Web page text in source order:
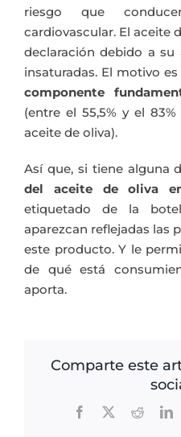
riesgo que
cardiovascular. El aceite
declaración debido a
insaturadas. El motivo
componente
(entre el 55,5% y el
aceite de oliva).
Así que, si tiene alguna
del aceite de oliva
etiquetado de la
aparezcan reflejadas las
este producto. Y le
de qué está
aporta.
Comparte este
Facebook
X Reddit